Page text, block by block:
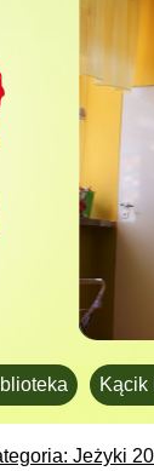
Kącik
Jeżyki